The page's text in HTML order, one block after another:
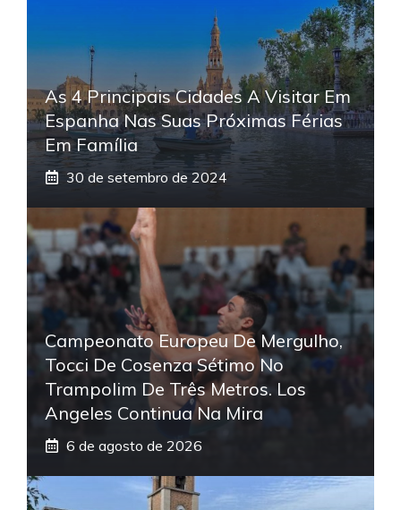
As 4 Principais Cidades A Visitar Em
Espanha Nas Suas Próximas Férias
Em Família
30 de setembro de 2024
Campeonato Europeu De Mergulho,
Tocci De Cosenza Sétimo No
Trampolim De Três Metros. Los
Angeles Continua Na Mira
6 de agosto de 2026